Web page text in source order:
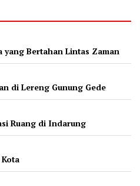
yang Bertahan Lintas Zaman
di Lereng Gunung Gede
Ruang di Indarung